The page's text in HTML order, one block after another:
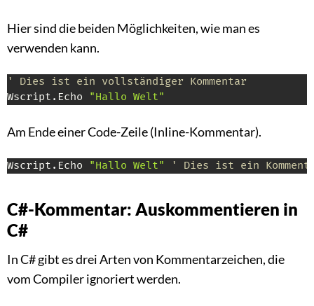
Hier sind die beiden Möglichkeiten, wie man es
verwenden kann.
' Dies ist ein vollständiger Kommentar
Wscript . Echo "Hallo Welt"
Am Ende einer Code-Zeile (Inline-Kommentar).
Wscript . Echo "Hallo Welt" ' Dies ist ein
C#-Kommentar: Auskommentieren in
C#
In C# gibt es drei Arten von Kommentarzeichen, die
vom Compiler ignoriert werden.